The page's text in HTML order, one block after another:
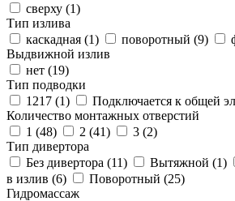
сверху (1)
Тип излива
каскадная (1) поворотный (9)
Выдвижной излив
нет (19)
Тип подводки
1217 (1) Подключается к общей
Количество монтажных отверстий
1 (48) 2 (41) 3 (2)
Тип дивертора
Без дивертора (11) Вытяжной (1)
в излив (6) Поворотный (25)
Гидромассаж